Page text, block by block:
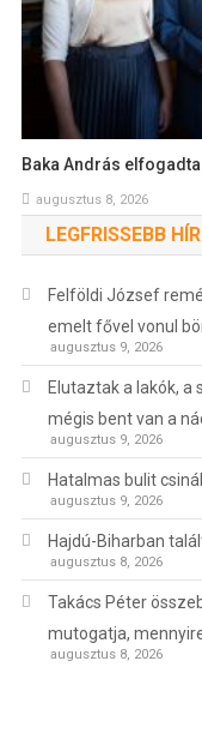
Baka András
augusztus 8, 2026
LEGFRISSEBB
Felföldi József
emelt fővel vonul
augusztus 9, 2026
Elutaztak a lakók, a
mégis bent van a
augusztus 9, 2026
Hatalmas bulit
augusztus 9, 2026
Hajdú-Biharban
augusztus 8, 2026
Takács Péter
mutogatja,
augusztus 8, 2026